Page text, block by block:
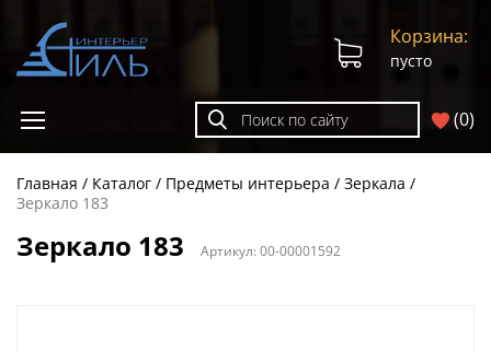
(0)
Корзина:
пусто
Главная Каталог Предметы интерьера
Зеркала
Зеркало 183
Зеркало 183 Артикул:00-00001592